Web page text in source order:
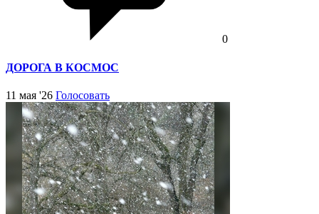
0
ДОРОГА В КОСМОС
11 мая '26 Голосовать